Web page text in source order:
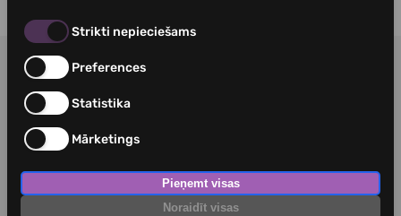
Strikti nepieciešams
Preferences
Statistika
Mārketings
Noraidīt visas
Pieņemt visas
NOTEIKUMI KONTAKTI